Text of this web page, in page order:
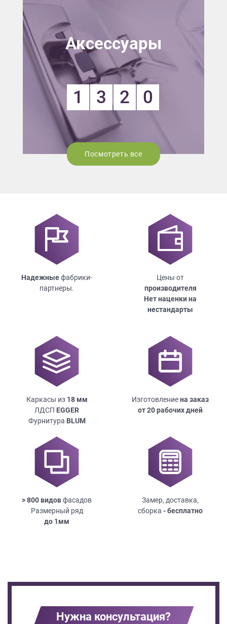
Аксессуары
1 3 2 0
Посмотреть все
Надежныефабрики-
партнеры.
Цены от
производителя
Нет наценки на
нестандарты
Каркасы из 18мм
ЛДСП EGGER
Фурнитура BLUM
Изготовлениена заказ
от 20 рабочих дней
> 800 видовфасадов
Размерный ряд
до 1мм
Замер, доставка,
сборка - бесплатно
Нужна консультация?